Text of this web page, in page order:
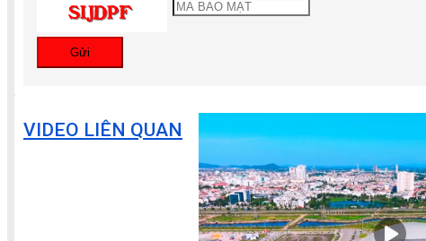
Gửi
VIDEO LIÊN QUAN